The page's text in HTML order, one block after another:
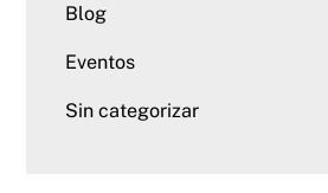
Blog
Eventos
Sin categorizar